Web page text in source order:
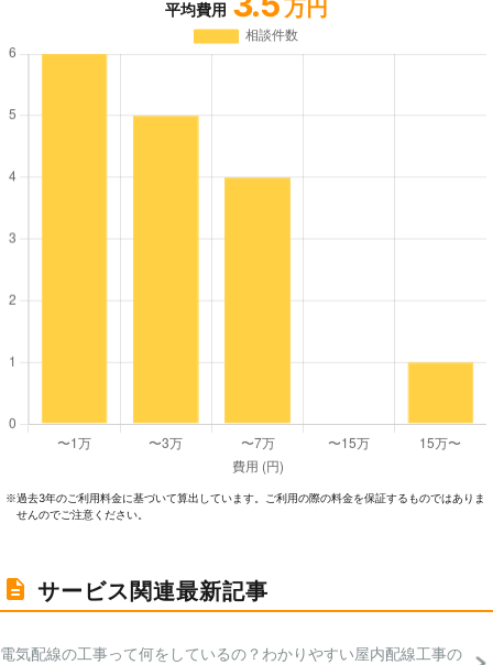
平均費用 万円
※過去3年のご利⽤料⾦に基づいて算出しています。ご利⽤の際の料⾦を保証するものではありま
せんのでご注意ください。
サービス関連最新記事
電気配線の工事って何をしているの？わかりやすい屋内配線工事の